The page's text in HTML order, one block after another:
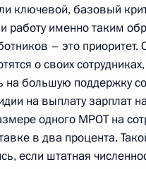
с природными пожарами
13:30
членами
ключевой, базовый
работу именно таким
– это
о своих
на большую поддержку
на выплату зарплат
одного МРОТ на
в два процента.
если штатная